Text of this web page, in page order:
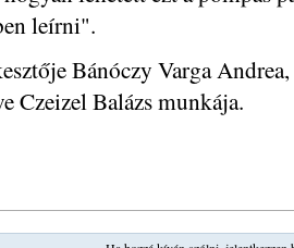
leírni".
Bánóczy Varga
Czeizel Balázs munkája.